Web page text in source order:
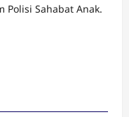
Sahabat Anak.